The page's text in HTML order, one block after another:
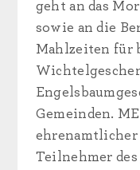
geht an das
sowie an die
Mahlzeiten für
Gemeinden.
ehrenamtlicher
Teilnehmer